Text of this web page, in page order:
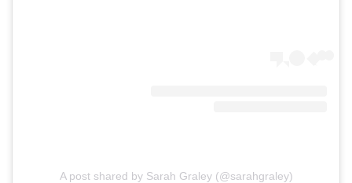
A post shared by Sarah Graley (@sarahgraley)